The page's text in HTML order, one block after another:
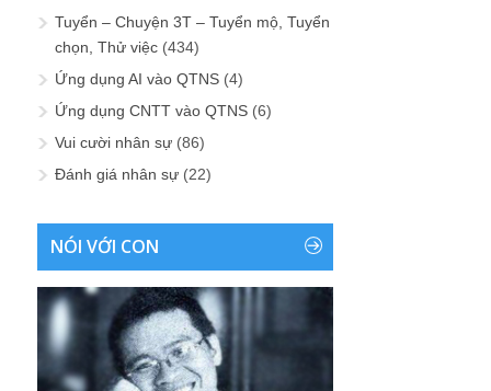
Tuyển – Chuyện 3T – Tuyển mộ, Tuyển
chọn, Thử việc (434)
Ứng dụng AI vào QTNS (4)
Ứng dụng CNTT vào QTNS (6)
Vui cười nhân sự (86)
Đánh giá nhân sự (22)
NÓI VỚI CON